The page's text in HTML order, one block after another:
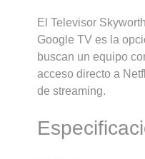
El Televisor
Google TV es la
buscan un equipo
acceso directo a
de streaming.